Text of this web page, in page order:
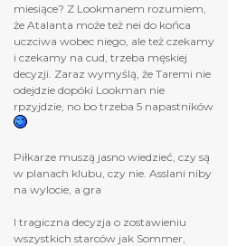
miesiące? Z Lookmanem rozumiem,
że Atalanta może też nei do końca
uczciwa wobec niego, ale też czekamy
i czekamy na cud, trzeba męskiej
decyzji. Zaraz wymyślą, że Taremi nie
odejdzie dopóki Lookman nie
rpzyjdzie, no bo trzeba 5 napastników
Piłkarze muszą jasno wiedzieć, czy są
w planach klubu, czy nie. Asslani niby
na wylocie, a gra
I tragiczna decyzja o zostawieniu
wszystkich starców jak Sommer,